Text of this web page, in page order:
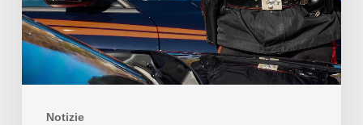
Notizie